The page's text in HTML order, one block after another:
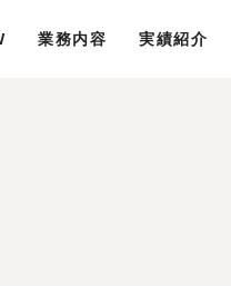
業務内容 実績紹介